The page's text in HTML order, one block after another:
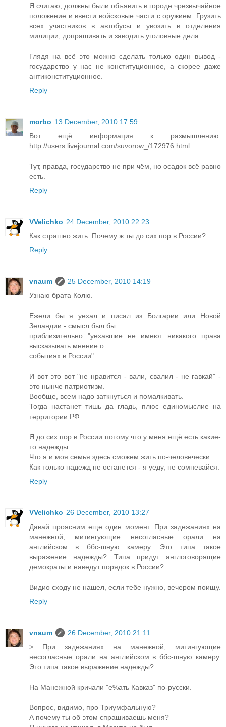
Я считаю, должны были объявить в городе чрезвычайное
положение и ввести войсковые части с оружием. Грузить
всех участников в автобусы и увозить в отделения
милиции, допрашивать и заводить уголовные дела.
Глядя на всё это можно сделать только один вывод -
государство у нас не конституционное, а скорее даже
антиконституционное.
Reply
morbo 13 December, 2010 17:59
Вот ещё информация к размышлению:
http://users.livejournal.com/suvorow_/172976.html
Тут, правда, государство не при чём, но осадок всё равно
есть.
Reply
VVelichko 24 December, 2010 22:23
Как страшно жить. Почему ж ты до сих пор в России?
Reply
vnaum
25 December, 2010 14:19
Узнаю брата Колю.
Ежели бы я уехал и писал из Болгарии или Новой
Зеландии - смысл был бы
приблизительно "уехавшие не имеют никакого права
высказывать мнение о
событиях в России".
И вот это вот "не нравится - вали, свалил - не гавкай" -
это нынче патриотизм.
Вообще, всем надо заткнуться и помалкивать.
Тогда настанет тишь да гладь, плюс единомыслие на
территории РФ.
Я до сих пор в России потому что у меня ещё есть какие-
то надежды.
Что я и моя семья здесь сможем жить по-человечески.
Как только надежд не останется - я уеду, не сомневайся.
Reply
VVelichko 26 December, 2010 13:27
Давай проясним еще один момент. При задежаниях на
манежной, митингующие несогласные орали на
английском в ббс-шную камеру. Это типа такое
выражение надежды? Типа придут англоговорящие
демократы и наведут порядок в России?
Видио сходу не нашел, если тебе нужно, вечером поищу.
Reply
vnaum
26 December, 2010 21:11
> При задежаниях на манежной, митингующие
несогласные орали на английском в ббс-шную камеру.
Это типа такое выражение надежды?
На Манежной кричали "е%ать Кавказ" по-русски.
Вопрос, видимо, про Триумфальную?
А почему ты об этом спрашиваешь меня?